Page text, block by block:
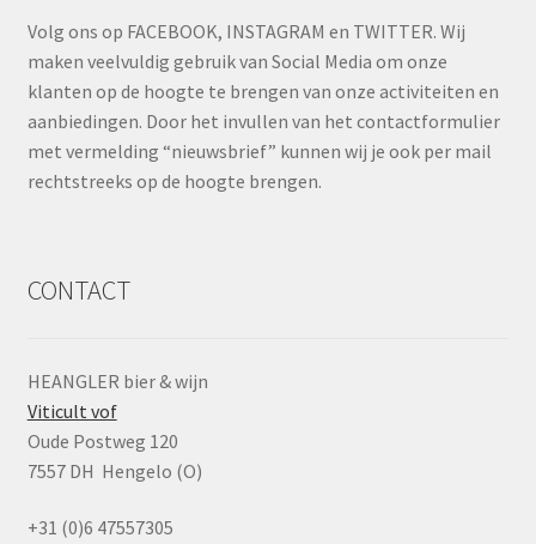
Volg ons op FACEBOOK, INSTAGRAM en TWITTER. Wij
maken veelvuldig gebruik van Social Media om onze
klanten op de hoogte te brengen van onze activiteiten en
aanbiedingen. Door het invullen van het contactformulier
met vermelding “nieuwsbrief” kunnen wij je ook per mail
rechtstreeks op de hoogte brengen.
CONTACT
HEANGLER bier & wijn
Viticult vof
Oude Postweg 120
7557 DH Hengelo (O)
+31 (0)6 47557305